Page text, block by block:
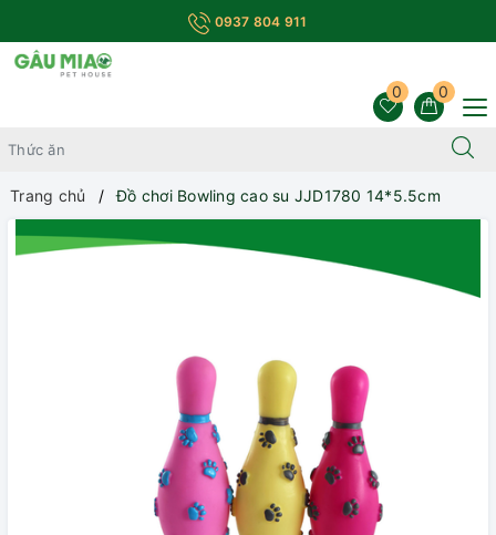
0937 804 911
0
0
Trang chủ Đồ chơi Bowling cao su JJD1780 14*5.5cm